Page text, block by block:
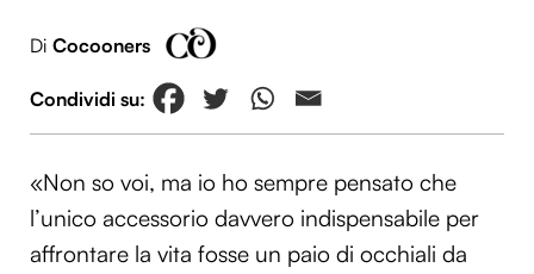
Di Cocooners
«Non so voi, ma io ho sempre pensato che
l’unico accessorio davvero indispensabile per
affrontare la vita fosse un paio di occhiali da